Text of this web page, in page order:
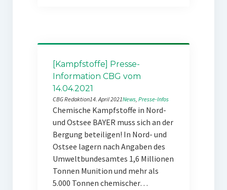
[Kampfstoffe] Presse-
Information CBG vom
14.04.2021
CBG Redaktion14. April 2021News, Presse-Infos
Chemische Kampfstoffe in Nord-
und Ostsee BAYER muss sich an der
Bergung beteiligen! In Nord- und
Ostsee lagern nach Angaben des
Umweltbundesamtes 1,6 Millionen
Tonnen Munition und mehr als
5.000 Tonnen chemischer…